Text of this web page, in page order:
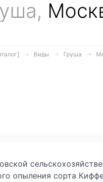
Виды Груша
опыления сорта